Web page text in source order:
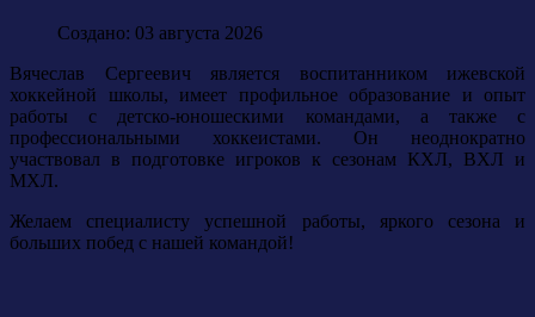
Создано: 03 августа 2026
Вячеслав Сергеевич является воспитанником ижевской
хоккейной школы, имеет профильное образование и опыт
работы с детско-юношескими командами, а также с
профессиональными хоккеистами. Он неоднократно
участвовал в подготовке игроков к сезонам КХЛ, ВХЛ и
МХЛ.
Желаем специалисту успешной работы, яркого сезона и
больших побед с нашей командой!